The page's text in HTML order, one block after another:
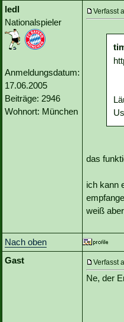
ledl
Nationalspieler
Anmeldungsdatum:
17.06.2005
Beiträge: 2946
Wohnort: München
Verfasst
das
ich kann
weiß
Nach oben
Gast
Verfasst
Ne, der